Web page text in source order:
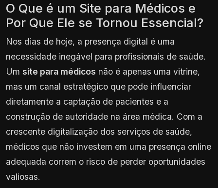
O Que é um Site para Médicos e
Por Que Ele se Tornou Essencial?
Nos dias de hoje, a presença digital é uma
necessidade inegável para profissionais de saúde.
Um site para médicos não é apenas uma vitrine,
mas um canal estratégico que pode influenciar
diretamente a captação de pacientes e a
construção de autoridade na área médica. Com a
crescente digitalização dos serviços de saúde,
médicos que não investem em uma presença online
adequada correm o risco de perder oportunidades
valiosas.